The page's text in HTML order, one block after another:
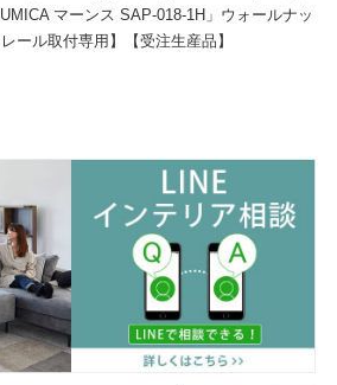
マーンス SAP-018-1H」ウォールナッ
ール取付専用】【受注生産品】